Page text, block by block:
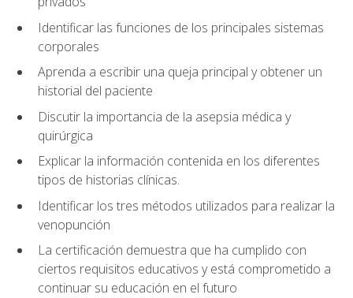
Identificar las funciones de los principales sistemas
corporales
Aprenda a escribir una queja principal y obtener un
historial del paciente
Discutir la importancia de la asepsia médica y
quirúrgica
Explicar la información contenida en los diferentes
tipos de historias clínicas.
Identificar los tres métodos utilizados para realizar la
venopunción
La certificación demuestra que ha cumplido con
ciertos requisitos educativos y está comprometido a
continuar su educación en el futuro